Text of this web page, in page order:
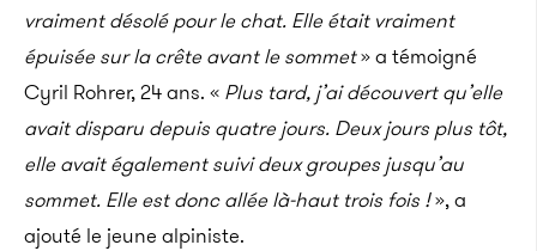
vraiment désolé pour le chat. Elle était vraiment
épuisée sur la crête avant le sommet» a témoigné
Cyril Rohrer, 24 ans. « Plus tard, j’ai découvert qu’elle
avait disparu depuis quatre jours. Deux jours plus tôt,
elle avait également suivi deux groupes jusqu’au
sommet. Elle est donc allée là-haut trois fois !», a
ajouté le jeune alpiniste.